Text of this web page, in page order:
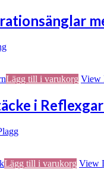
Lägg till i varukorg View
i
Lägg till i varukorg View